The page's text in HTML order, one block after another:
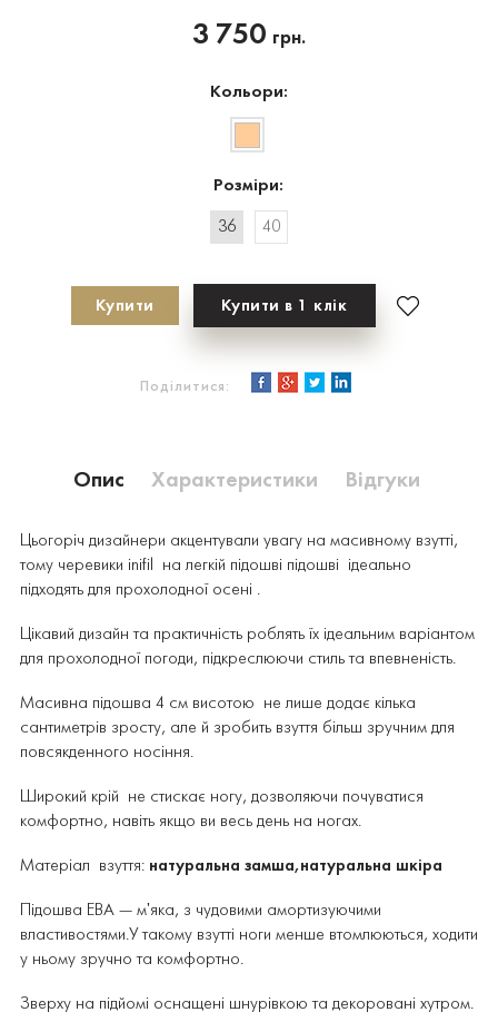
3 750 грн.
Кольори:
Розміри:
36 40
Купити Купити в 1 клік
Поділитися:
Опис Характеристики Відгуки
Цьогоріч дизайнери акцентували увагу на масивному взутті,
тому черевики inifil на легкій підошві підошві ідеально
підходять для прохолодної осені .
Цікавий дизайн та практичність роблять їх ідеальним варіантом
для прохолодної погоди, підкреслюючи стиль та впевненість.
Масивна підошва 4 см висотою не лише додає кілька
сантиметрів зросту, але й зробить взуття більш зручним для
повсякденного носіння.
Широкий крій не стискає ногу, дозволяючи почуватися
комфортно, навіть якщо ви весь день на ногах.
Матеріал взуття: натуральна замша,натуральна шкіра
Підошва ЕВА — м'яка, з чудовими амортизуючими
властивостями.У такому взутті ноги менше втомлюються, ходити
у ньому зручно та комфортно.
Зверху на підйомі оснащені шнурівкою та декоровані хутром.